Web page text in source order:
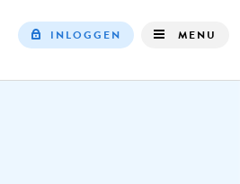
INLOGGEN MENU